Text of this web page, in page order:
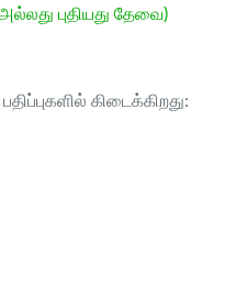
புதியது தேவை)
பதிப்புகளில் கிடைக்கிறது: